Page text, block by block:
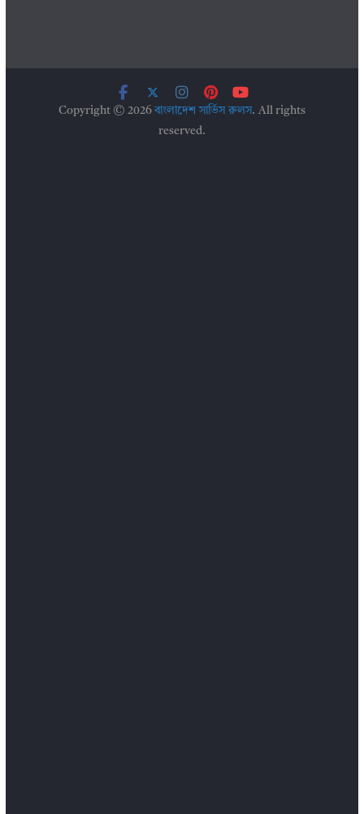
Copyright © 2026বাংলাদেশ সার্ভিস রুলস. All rights
reserved.